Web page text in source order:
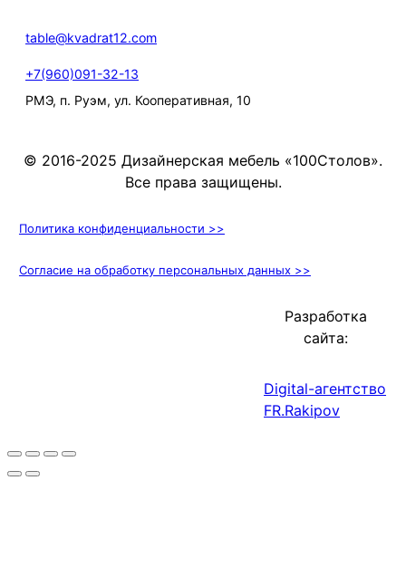
table@kvadrat12.com
+7(960)091-32-13
РМЭ, п. Руэм, ул. Кооперативная, 10
© 2016-2025 Дизайнерская мебель «100Столов».
Все права защищены.
Политика конфиденциальности >>
Согласие на обработку персональных данных >>
Разработка
сайта:
Digital-агентство
FR.Rakipov